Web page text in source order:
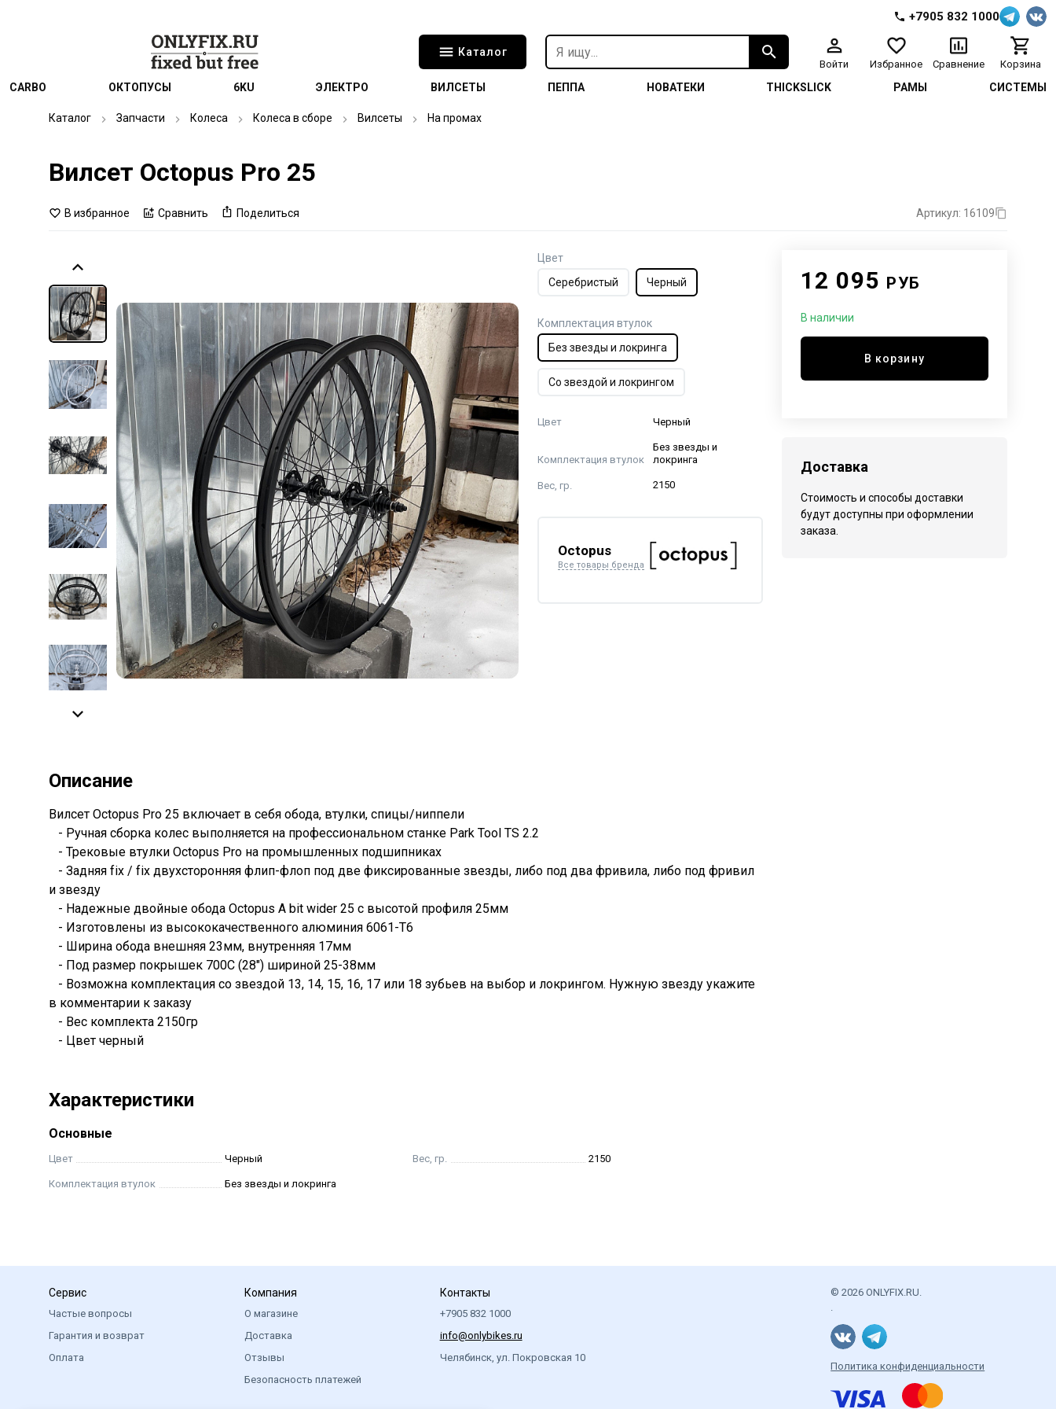
+7905 832 1000
Каталог
Войти Избранное Сравнение Корзина
CARBO ОКТОПУСЫ 6KU ЭЛЕКТРО ВИЛСЕТЫ ПЕППА НОВАТЕКИ THICKSLICK РАМЫ СИСТЕМЫ
Каталог Запчасти Колеса Колеса в сборе Вилсеты На промах
Вилсет Octopus Pro 25
В избранное Сравнить Поделиться Артикул: 16109
Цвет
Серебристый
Черный
Комплектация втулок
Без звезды и локринга
Со звездой и локрингом
Цвет Черный
Комплектация втулок
Без звезды и
локринга
Вес, гр. 2150
Octopus
Все товары бренда
12 095 РУБ
В наличии
В корзину
Доставка
Стоимость и способы доставки
будут доступны при оформлении
заказа.
Описание
Вилсет Octopus Pro 25 включает в себя обода, втулки, спицы/ниппели
- Ручная сборка колес выполняется на профессиональном станке Park Tool TS 2.2
- Трековые втулки Octopus Pro на промышленных подшипниках
- Задняя fix / fix двухсторонняя флип-флоп под две фиксированные звезды, либо под два фривила, либо под фривил
и звезду
- Надежные двойные обода Octopus A bit wider 25 c высотой профиля 25мм
- Изготовлены из высококачественного алюминия 6061-T6
- Ширина обода внешняя 23мм, внутренняя 17мм
- Под размер покрышек 700С (28") шириной 25-38мм
- Возможна комплектация со звездой 13, 14, 15, 16, 17 или 18 зубьев на выбор и локрингом. Нужную звезду укажите
в комментарии к заказу
- Вес комплекта 2150гр
- Цвет черный
Характеристики
Основные
Цвет Черный
Комплектация втулок Без звезды и локринга
Вес, гр. 2150
Сервис
Частые вопросы
Гарантия и возврат
Оплата
Компания
О магазине
Доставка
Отзывы
Безопасность платежей
Контакты
+7905 832 1000
info@onlybikes.ru
Челябинск, ул. Покровская 10
© 2026 ONLYFIX.RU.
.
Политика конфиденциальности